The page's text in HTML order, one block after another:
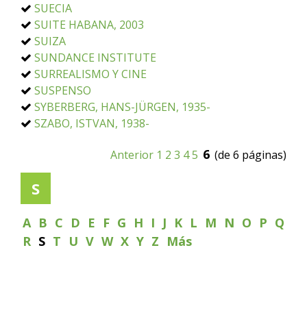
SUECIA
SUITE HABANA, 2003
SUIZA
SUNDANCE INSTITUTE
SURREALISMO Y CINE
SUSPENSO
SYBERBERG, HANS-JÜRGEN, 1935-
SZABO, ISTVAN, 1938-
Anterior 1 2 3 45 6 (de 6 páginas)
S
A B C D E F G H I J K L M N O P Q
R S T U V W X Y Z Más